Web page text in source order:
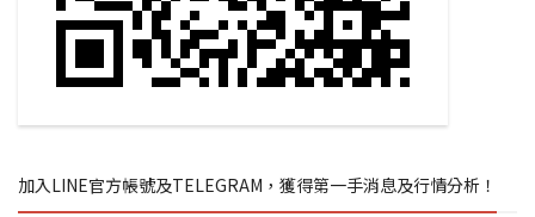
加入LINE官方帳號及TELEGRAM，獲得第一手消息及行情分析！